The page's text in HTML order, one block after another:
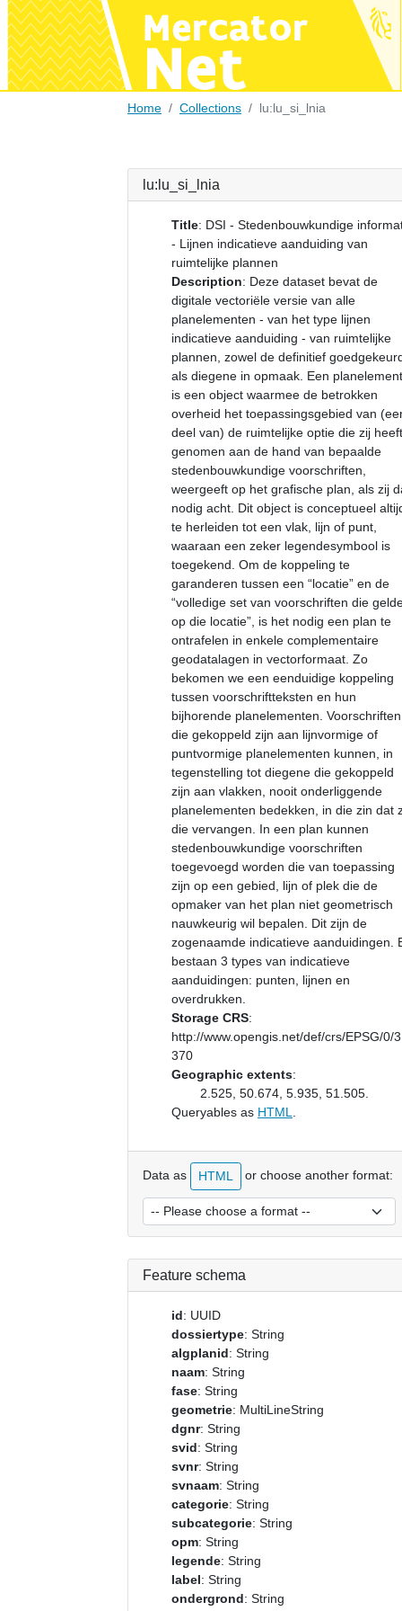
Home Collections lu:lu_si_lnia
lu:lu_si_lnia
Title: DSI - Stedenbouwkundige
- Lijnen indicatieve aanduiding van
ruimtelijke plannen
Description: Deze dataset bevat de
digitale vectoriële versie van alle
planelementen - van het type lijnen
indicatieve aanduiding - van ruimtelijke
plannen, zowel de definitief
als diegene in opmaak. Een planelement
is een object waarmee de betrokken
overheid het toepassingsgebied van
deel van) de ruimtelijke optie die zij heeft
genomen aan de hand van bepaalde
stedenbouwkundige voorschriften,
weergeeft op het grafische plan, als zij
nodig acht. Dit object is conceptueel
te herleiden tot een vlak, lijn of punt,
waaraan een zeker legendesymbool is
toegekend. Om de koppeling te
garanderen tussen een “locatie” en de
“volledige set van voorschriften die
op die locatie”, is het nodig een plan te
ontrafelen in enkele complementaire
geodatalagen in vectorformaat. Zo
bekomen we een eenduidige koppeling
tussen voorschriftteksten en hun
bijhorende planelementen. Voorschriften
die gekoppeld zijn aan lijnvormige of
puntvormige planelementen kunnen, in
tegenstelling tot diegene die gekoppeld
zijn aan vlakken, nooit onderliggende
planelementen bedekken, in die zin dat
die vervangen. In een plan kunnen
stedenbouwkundige voorschriften
toegevoegd worden die van toepassing
zijn op een gebied, lijn of plek die de
opmaker van het plan niet geometrisch
nauwkeurig wil bepalen. Dit zijn de
zogenaamde indicatieve aanduidingen.
bestaan 3 types van indicatieve
aanduidingen: punten, lijnen en
overdrukken.
Storage CRS:
http://www.opengis.net/def/crs/EPSG/0/
370
Geographic extents:
2.525, 50.674, 5.935, 51.505.
Queryables as HTML
Data as HTML or choose another format:
Feature schema
id: UUID
dossiertype: String
algplanid: String
naam: String
fase: String
geometrie: MultiLineString
dgnr: String
svid: String
svnr: String
svnaam: String
categorie: String
subcategorie: String
opm: String
legende: String
label: String
ondergrond: String